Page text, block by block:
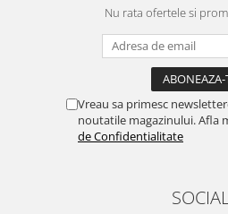
Nu rata ofertele si
Vreau sa primesc
noutatile magazinului. Afla
de Confidentialitate